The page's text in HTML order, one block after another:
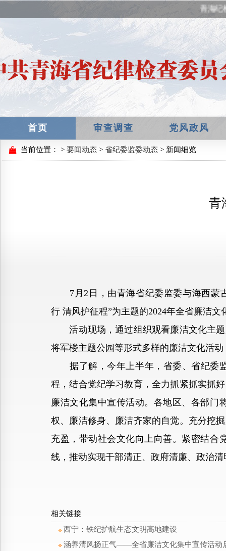
青海纪
首页 审查调查 党风政风
当前位置： > 要闻动态 > 省纪委监委动态 > 新闻细览
青
7月2日，由青海省纪委监委与海西蒙
行 清风护征程”为主题的2024年全省廉洁
活动现场，通过组织观看廉洁文化主题
将军楼主题公园等形式多样的廉洁文化活
据了解，今年上半年，省委、省纪委监
程，结合党纪学习教育，全力抓紧抓实抓
廉洁文化集中宣传活动。各地区、各部门
权、廉洁修身、廉洁齐家的自觉。充分挖
充盈，带动社会文化向上向善。紧密结合
线，推动实现干部清正、政府清廉、政治
相关链接
西宁：铁纪护航生态文明高地建设
涵养清风扬正气——全省廉洁文化集中宣传活动